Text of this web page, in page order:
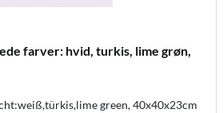
farver: hvid, turkis, lime grøn,
green, 40x40x23cm